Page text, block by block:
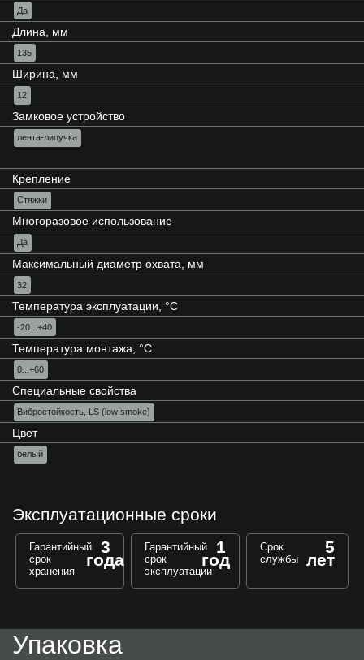
Да
Длина, мм
135
Ширина, мм
12
Замковое устройство
лента-липучка
Крепление
Стяжки
Многоразовое использование
Да
Максимальный диаметр охвата, мм
32
Температура эксплуатации, °C
-20...+40
Температура монтажа, °C
0...+60
Специальные свойства
Вибростойкость, LS (low smoke)
Цвет
белый
Эксплуатационные сроки
Гарантийный
срок
хранения
3
года
Гарантийный
срок
эксплуатации
1
год
Срок
службы
5
лет
Упаковка